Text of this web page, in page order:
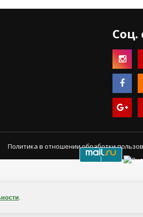
Соц.
Политика в отношении обработки
данных
.